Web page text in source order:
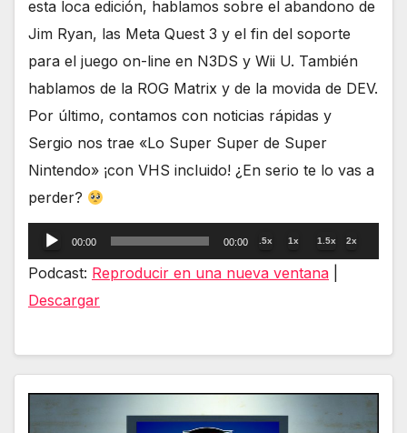
esta loca edición, hablamos sobre el abandono de
Jim Ryan, las Meta Quest 3 y el fin del soporte
para el juego on-line en N3DS y Wii U. También
hablamos de la ROG Matrix y de la movida de DEV.
Por último, contamos con noticias rápidas y
Sergio nos trae «Lo Super Super de Super
Nintendo» ¡con VHS incluido! ¿En serio te lo vas a
perder?
Reproductor
de
00:00 00:00 .5x 1x 1.5x 2x
Podcast: Reproducir en una nueva ventana
Descargar